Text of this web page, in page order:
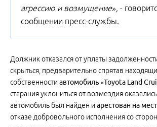
агрессию и возмущение», -
сообщении пресс-службы.
Должник отказался от уплаты
скрыться, предварительно спрятав
собственности автомобиль «Toyota Land
старания уклониться от возмездия
автомобиль был найден и арестован на
отказе добровольного исполнения со